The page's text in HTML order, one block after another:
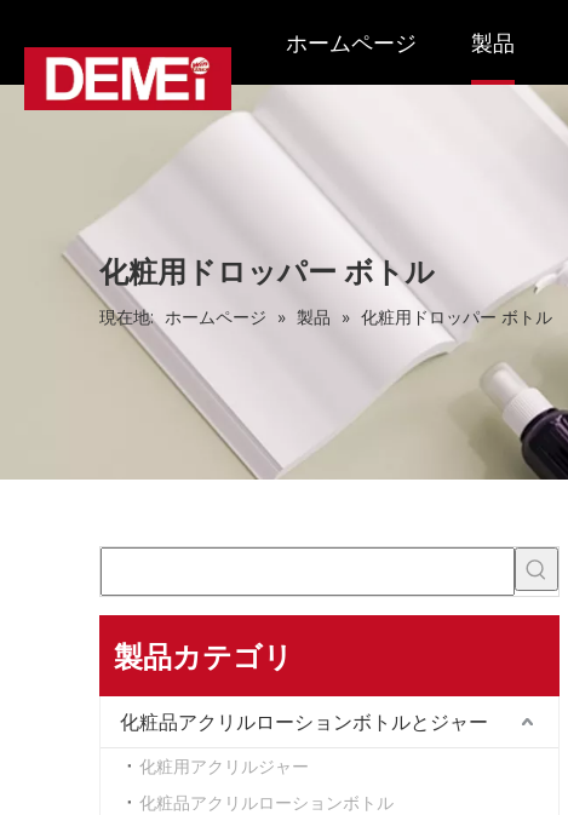
ホームページ 製品
化粧用ドロッパー ボトル
現在地: ホームページ » 製品 » 化粧用ドロッパー ボトル
製品カテゴリ
化粧品アクリルローションボトルとジャー
化粧用アクリルジャー
化粧品アクリルローションボトル